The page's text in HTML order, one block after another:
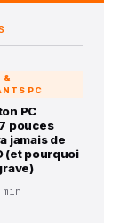
&
PC
PC
pouces
jamais de
(et pourquoi